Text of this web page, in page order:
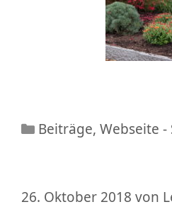
Beiträge,Webseite -
26. Oktober 2018 von